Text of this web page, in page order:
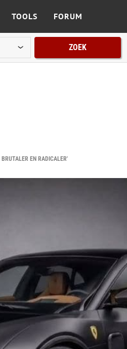
TOOLS FORUM
ZOEK
EN RADICALER'